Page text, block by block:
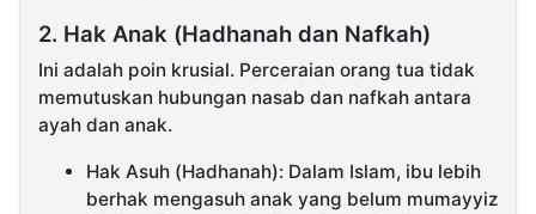
2. Hak Anak (Hadhanah dan Nafkah)
Ini adalah poin krusial. Perceraian orang tua tidak
memutuskan hubungan nasab dan nafkah antara
ayah dan anak.
Hak Asuh (Hadhanah): Dalam Islam, ibu lebih
berhak mengasuh anak yang belum mumayyiz